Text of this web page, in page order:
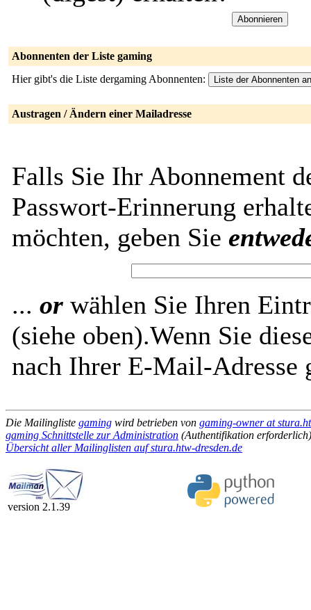
Abonnenten der Liste gaming
Hier gibt's die Liste dergaming Abonnenten:
Austragen / Ändern einer Mailadresse
Falls Sie Ihr Abonnement
Passwort-Erinnerung
möchten, geben Sie
... or wählen Sie Ihren
(siehe oben).Wenn Sie
nach Ihrer E-Mail-Adresse
Die Mailingliste gaming wird betrieben von gaming-owner at
gaming Schnittstelle zur Administration (Authentifikation erforderlich)
Übersicht aller Mailinglisten auf stura.htw-dresden.de
version 2.1.39